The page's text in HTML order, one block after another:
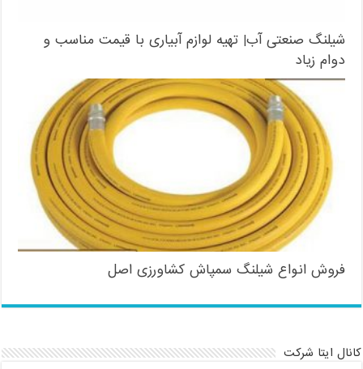
شیلنگ صنعتی آب| تهیه لوازم آبیاری با قیمت مناسب و
دوام زیاد
فروش انواع شیلنگ سمپاش کشاورزی اصل
کانال ایتا شرکت